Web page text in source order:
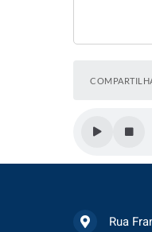
Rua